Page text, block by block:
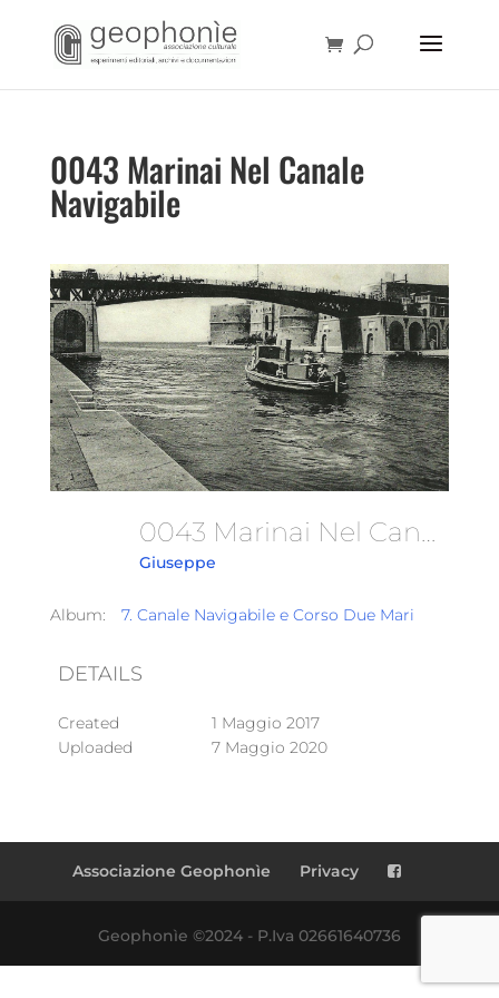
0043 Marinai Nel Canale
Navigabile
0043 Marinai Nel Canale Navigabile
Giuseppe
Album: 7. Canale Navigabile e Corso Due Mari
DETAILS
Created
1 Maggio 2017
Uploaded
7 Maggio 2020
Associazione Geophonìe Privacy
Geophonìe ©2024 - P.Iva 02661640736